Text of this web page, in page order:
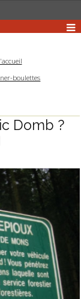
boulettes
Domb ?